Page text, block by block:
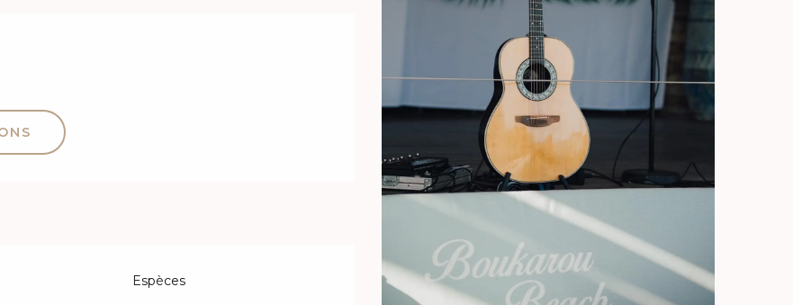
Espèces